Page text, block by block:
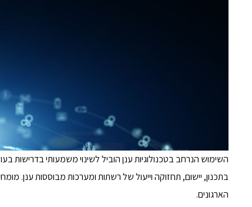
בתכנון, יישום, תחזוקה וייעול של רשתות ומערכות מבוססות ענן.
הארגונים.